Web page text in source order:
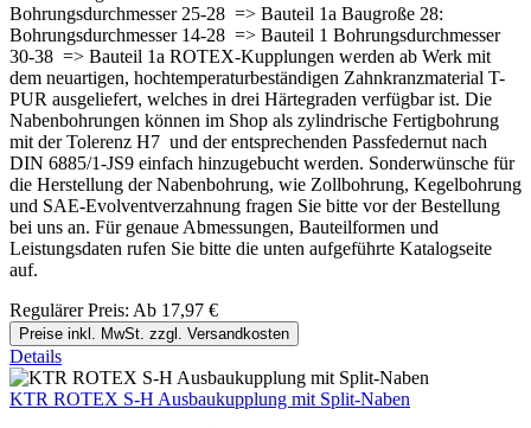
Bohrungsdurchmesser 25-28 => Bauteil 1a Baugroße 28:
Bohrungsdurchmesser 14-28 => Bauteil 1 Bohrungsdurchmesser
30-38 => Bauteil 1a ROTEX-Kupplungen werden ab Werk mit
dem neuartigen, hochtemperaturbeständigen Zahnkranzmaterial T-
PUR ausgeliefert, welches in drei Härtegraden verfügbar ist. Die
Nabenbohrungen können im Shop als zylindrische Fertigbohrung
mit der Tolerenz H7 und der entsprechenden Passfedernut nach
DIN 6885/1-JS9 einfach hinzugebucht werden. Sonderwünsche für
die Herstellung der Nabenbohrung, wie Zollbohrung, Kegelbohrung
und SAE-Evolventverzahnung fragen Sie bitte vor der Bestellung
bei uns an. Für genaue Abmessungen, Bauteilformen und
Leistungsdaten rufen Sie bitte die unten aufgeführte Katalogseite
auf.
Regulärer Preis: Ab 17,97 €
Preise inkl. MwSt. zzgl. Versandkosten
Details
KTR ROTEX S-H Ausbaukupplung mit Split-Naben